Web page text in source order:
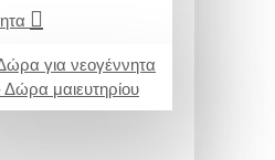
για νεογέννητα
Δώρα μαιευτηρίου